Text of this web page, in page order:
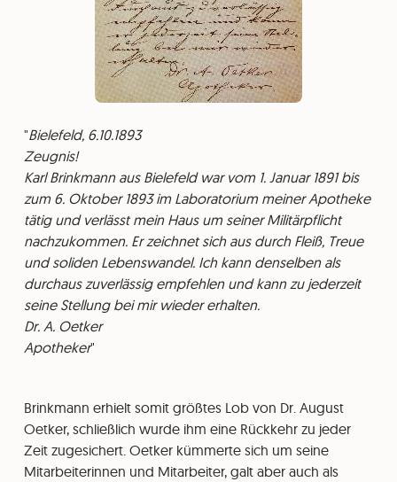
Bielefeld, 6.10.1893
⁠Zeugnis!
⁠Karl Brinkmann aus Bielefeld war vom 1. Januar 1891 bis
zum 6. Oktober 1893 im Laboratorium meiner Apotheke
tätig und verlässt mein Haus um seiner Militärpflicht
nachzukommen. Er zeichnet sich aus durch Fleiß, Treue
und soliden Lebenswandel. Ich kann denselben als
durchaus zuverlässig empfehlen und kann zu jederzeit
seine Stellung bei mir wieder erhalten.
⁠Dr. A. Oetker
⁠Apotheker
Brinkmann erhielt somit größtes Lob von Dr. August
Oetker, schließlich wurde ihm eine Rückkehr zu jeder
Zeit zugesichert. Oetker kümmerte sich um seine
Mitarbeiterinnen und Mitarbeiter, galt aber auch als